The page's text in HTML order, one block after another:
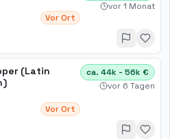
Vor Ort
vor 1 Monat
(Latin
Vor Ort
ca. 44k - 56k €
vor 6 Tagen